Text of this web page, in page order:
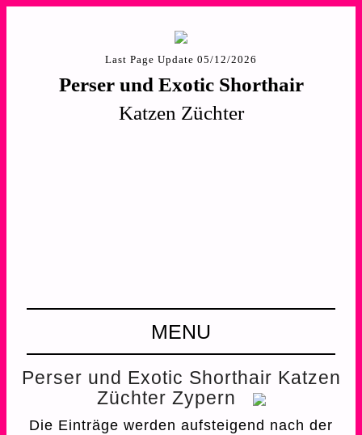
Last Page Update 05/12/2026
Perser und Exotic Shorthair
Katzen Züchter
MENU
Perser und Exotic Shorthair Katzen
Züchter Zypern
Die Einträge werden aufsteigend nach der